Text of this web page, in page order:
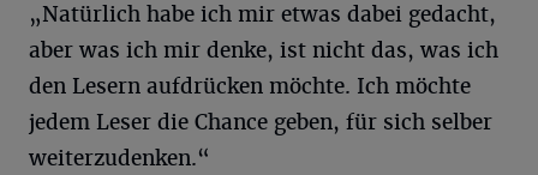
„Natürlich habe ich mir etwas dabei gedacht,
aber was ich mir denke, ist nicht das, was ich
den Lesern aufdrücken möchte. Ich möchte
jedem Leser die Chance geben, für sich selber
weiterzudenken.“